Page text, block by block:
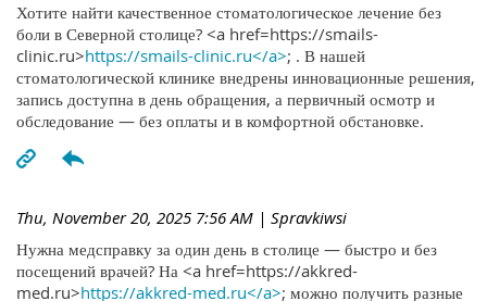
Хотите найти качественное стоматологическое лечение без
боли в Северной столице? <a href=https://smails-
clinic.ru>https://smails-clinic.ru</a>; . В нашей
стоматологической клинике внедрены инновационные решения,
запись доступна в день обращения, а первичный осмотр и
обследование — без оплаты и в комфортной обстановке.
Thu, November 20, 2025 7:56 AM | Spravkiwsi
Нужна медсправку за один день в столице — быстро и без
посещений врачей? На <a href=https://akkred-
med.ru>https://akkred-med.ru</a>; можно получить разные